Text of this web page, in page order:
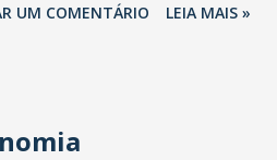
o deputado Luiz Pontes, cotado
em ambientação. Marcus Lage,
UM COMENTÁRIO LEIA MAIS »